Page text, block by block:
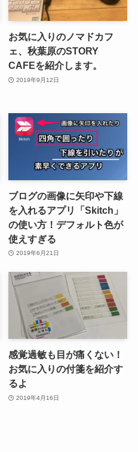
お気に入りのノマドカフ
ェ、秋葉原のSTORY
CAFEを紹介します。
2019年9月12日
ブログの画像に矢印や下線
を入れるアプリ「Skitch」
の使い方！デフォルト色が
使えすぎる
2019年6月21日
感覚過敏も目が痛くない！
お気に入りの付箋を紹介す
るよ
2019年4月16日